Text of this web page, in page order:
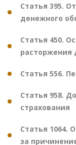
Статья 395.
денежного
Статья 450.
расторжения
Статья 556.
Статья 958.
страхования
Статья 1064.
за